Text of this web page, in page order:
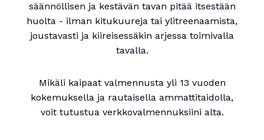
säännöllisen ja kestävän tavan pitää itsestään
huolta - ilman kitukuureja tai ylitreenaamista,
joustavasti ja kiireisessäkin arjessa toimivalla
tavalla.
Mikäli kaipaat valmennusta yli 13 vuoden
kokemuksella ja rautaisella ammattitaidolla,
voit tutustua verkkovalmennuksiini alta.